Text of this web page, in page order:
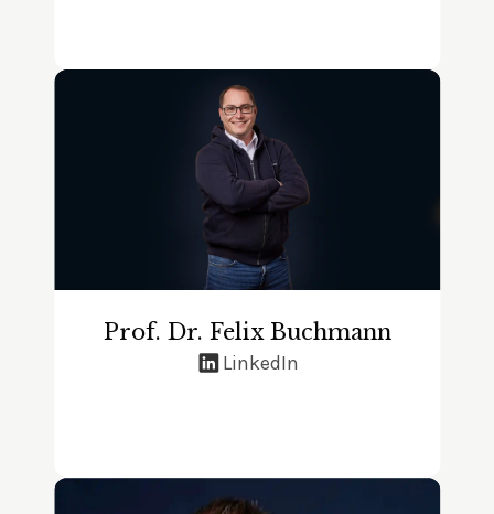
Prof. Dr. Felix Buchmann
LinkedIn